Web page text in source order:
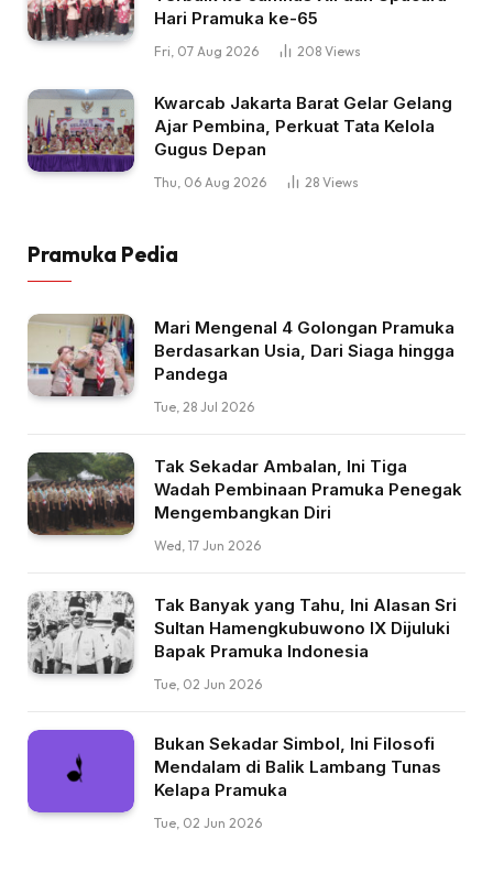
Hari Pramuka ke-65
Fri, 07 Aug 2026 208 Views
Kwarcab Jakarta Barat Gelar Gelang
Ajar Pembina, Perkuat Tata Kelola
Gugus Depan
Thu, 06 Aug 2026 28 Views
Pramuka Pedia
Mari Mengenal 4 Golongan Pramuka
Berdasarkan Usia, Dari Siaga hingga
Pandega
Tue, 28 Jul 2026
Tak Sekadar Ambalan, Ini Tiga
Wadah Pembinaan Pramuka Penegak
Mengembangkan Diri
Wed, 17 Jun 2026
Tak Banyak yang Tahu, Ini Alasan Sri
Sultan Hamengkubuwono IX Dijuluki
Bapak Pramuka Indonesia
Tue, 02 Jun 2026
Bukan Sekadar Simbol, Ini Filosofi
Mendalam di Balik Lambang Tunas
Kelapa Pramuka
Tue, 02 Jun 2026